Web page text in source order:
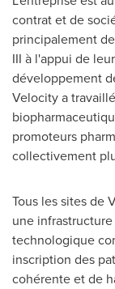
contrat et de
principalement
III à l'appui de
développement
Velocity a
promoteurs
collectivement
Tous les sites de
une
technologique
inscription des
cohérente et de